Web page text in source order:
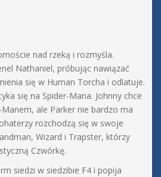
nad rzeką i rozmyśla.
Nathaniel, próbując nawiązać
się w Human Torcha i odlatuje.
się na Spider-Mana. Johnny chce
ale Parker nie bardzo ma
rozchodzą się w swoje
Wizard i Trapster, którzy
Czwórkę.
siedzi w siedzibie F4 i popija